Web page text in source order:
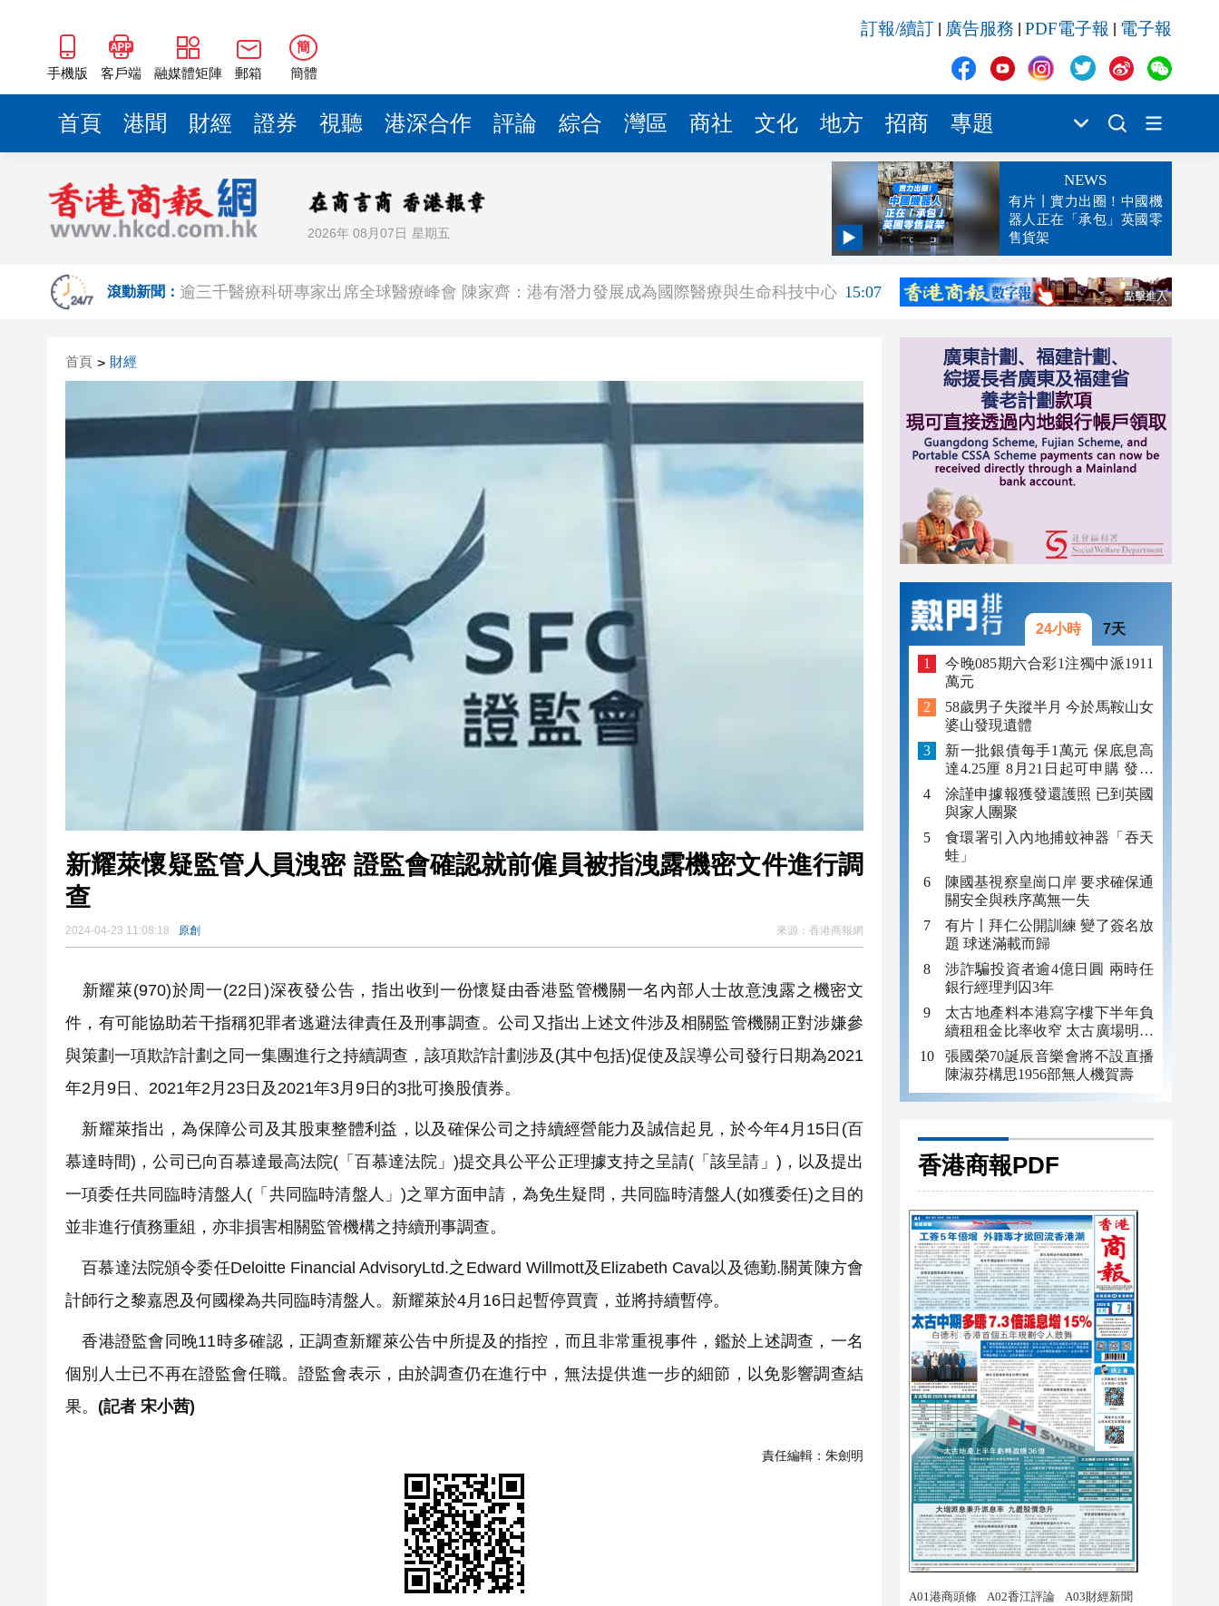
手機版 客戶端 融媒體矩陣 郵箱
簡
簡體
訂報/續訂 廣告服務 PDF電子報 電子報
首頁 港聞 財經 證券 視聽 港深合作 評論 綜合 灣區 商社 文化 地方 招商 專題
2026年 08月07日 星期五
NEWS
有片丨實力出圈！中國機
器人正在「承包」英國零
售貨架
滾動新聞：
15:08
逾三千醫療科研專家出席全球醫療峰會 陳家齊：港有潛力發展成為國際醫療與生命科技中心 15:07
【新股最前線】展芯股份中一簽最高浮盈超過5萬元
14:47
直播回放｜保安局局長鄧炳強見傳媒
14:47
政府刊憲：選委會界別分組一般選舉11月22日舉行
有片｜「港媒行八閩·山海共潮生」——走進寧德時代
首頁 > 財經
新耀萊懷疑監管人員洩密 證監會確認就前僱員被指洩露機密文件進行調
查
2024-04-23 11:08:18 原創 來源： 香港商報網
新耀萊(970)於周一(22日)深夜發公告，指出收到一份懷疑由香港監管機關一名內部人士故意洩露之機密文
件，有可能協助若干指稱犯罪者逃避法律責任及刑事調查。公司又指出上述文件涉及相關監管機關正對涉嫌參
與策劃一項欺詐計劃之同一集團進行之持續調查，該項欺詐計劃涉及(其中包括)促使及誤導公司發行日期為2021
年2月9日、2021年2月23日及2021年3月9日的3批可換股債券。
新耀萊指出，為保障公司及其股東整體利益，以及確保公司之持續經營能力及誠信起見，於今年4月15日(百
慕達時間)，公司已向百慕達最高法院(「百慕達法院」)提交具公平公正理據支持之呈請(「該呈請」)，以及提出
一項委任共同臨時清盤人(「共同臨時清盤人」)之單方面申請，為免生疑問，共同臨時清盤人(如獲委任)之目的
並非進行債務重組，亦非損害相關監管機構之持續刑事調查。
百慕達法院頒令委任Deloitte Financial AdvisoryLtd.之Edward Willmott及Elizabeth Cava以及德勤.關黃陳方會
計師行之黎嘉恩及何國樑為共同臨時清盤人。新耀萊於4月16日起暫停買賣，並將持續暫停。
香港證監會同晚11時多確認，正調查新耀萊公告中所提及的指控，而且非常重視事件，鑑於上述調查，一名
個別人士已不再在證監會任職。證監會表示，由於調查仍在進行中，無法提供進一步的細節，以免影響調查結
果。 (記者 宋小茜)
責任編輯： 朱劍明
24小時 7天
今晚085期六合彩1注獨中派1911
萬元
58歲男子失蹤半月 今於馬鞍山女
婆山發現遺體
新一批銀債每手1萬元 保底息高
達4.25厘 8月21日起可申購 發行
金額最多550億
涂謹申據報獲發還護照 已到英國
與家人團聚
食環署引入內地捕蚊神器「吞天
蛙」
陳國基視察皇崗口岸 要求確保通
關安全與秩序萬無一失
有片〡拜仁公開訓練 變了簽名放
題 球迷滿載而歸
涉詐騙投資者逾4億日圓 兩時任
銀行經理判囚3年
太古地產料本港寫字樓下半年負
續租租金比率收窄 太古廣場明年
轉正
張國榮70誕辰音樂會將不設直播
陳淑芬構思1956部無人機賀壽
香港商報PDF